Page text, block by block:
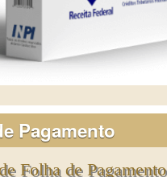
Pagamento
Folha de Pagamento